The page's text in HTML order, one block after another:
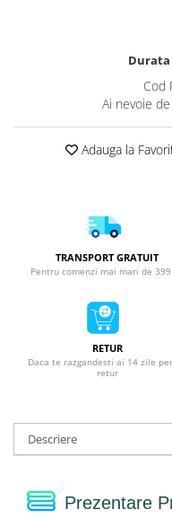
Cod
Ai nevoie
Adauga la
TRANSPORT GRATUIT
Pentru comenzi mai mari de
RETUR
Daca te razgandesti ai 14 zile
retur
Descriere
Prezentare